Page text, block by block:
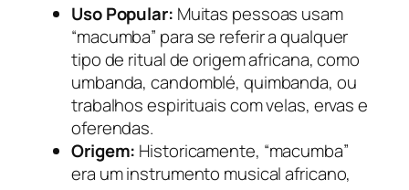
Uso Popular: Muitas pessoas usam
“macumba” para se referir a qualquer
tipo de ritual de origem africana, como
umbanda, candomblé, quimbanda, ou
trabalhos espirituais com velas, ervas e
oferendas.
Origem: Historicamente, “macumba”
era um instrumento musical africano,